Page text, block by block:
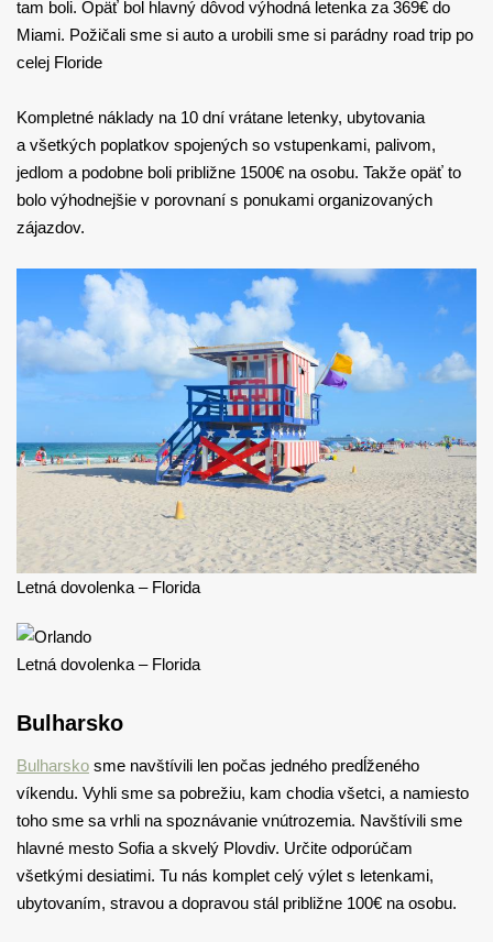
tam boli. Opäť bol hlavný dôvod výhodná letenka za 369€ do
Miami. Požičali sme si auto a urobili sme si parádny road trip po
celej Floride
Kompletné náklady na 10 dní vrátane letenky, ubytovania
a všetkých poplatkov spojených so vstupenkami, palivom,
jedlom a podobne boli približne 1500€ na osobu. Takže opäť to
bolo výhodnejšie v porovnaní s ponukami organizovaných
zájazdov.
Letná dovolenka – Florida
Letná dovolenka – Florida
Bulharsko
Bulharsko sme navštívili len počas jedného predĺženého
víkendu. Vyhli sme sa pobrežiu, kam chodia všetci, a namiesto
toho sme sa vrhli na spoznávanie vnútrozemia. Navštívili sme
hlavné mesto Sofia a skvelý Plovdiv. Určite odporúčam
všetkými desiatimi. Tu nás komplet celý výlet s letenkami,
ubytovaním, stravou a dopravou stál približne 100€ na osobu.